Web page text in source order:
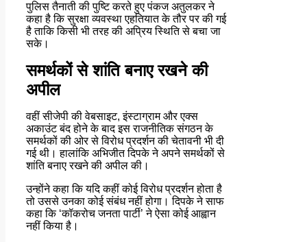
पुलिस तैनाती की पुष्टि करते हुए पंकज अतुलकर ने
कहा है कि सुरक्षा व्यवस्था एहतियात के तौर पर की गई
है ताकि किसी भी तरह की अप्रिय स्थिति से बचा जा
सके।
समर्थकों से शांति बनाए रखने की
अपील
वहीं सीजेपी की वेबसाइट, इंस्टाग्राम और एक्स
अकाउंट बंद होने के बाद इस राजनीतिक संगठन के
समर्थकों की ओर से विरोध प्रदर्शन की चेतावनी भी दी
गई थी। हालांकि अभिजीत दिपके ने अपने समर्थकों से
शांति बनाए रखने की अपील की।
उन्होंने कहा कि यदि कहीं कोई विरोध प्रदर्शन होता है
तो उससे उनका कोई संबंध नहीं होगा। दिपके ने साफ
कहा कि ‘कॉकरोच जनता पार्टी’ ने ऐसा कोई आह्वान
नहीं किया है।